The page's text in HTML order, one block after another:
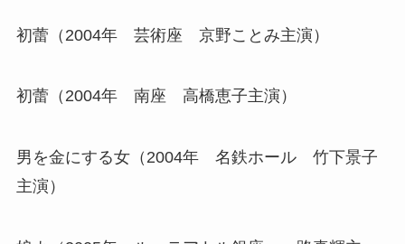
初蕾（2004年 芸術座 京野ことみ主演）
初蕾（2004年 南座 高橋恵子主演）
男を金にする女（2004年 名鉄ホール 竹下景子
主演）